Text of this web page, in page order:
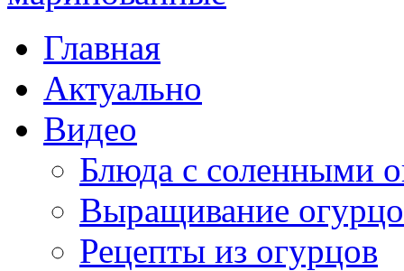
Главная
Актуально
Видео
Блюда с соленными
Выращивание
Рецепты из огурцов